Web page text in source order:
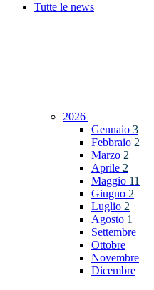
Tutte le news
2026
Gennaio 3
Febbraio 2
Marzo 2
Aprile 2
Maggio 11
Giugno 2
Luglio 2
Agosto 1
Settembre
Ottobre
Novembre
Dicembre